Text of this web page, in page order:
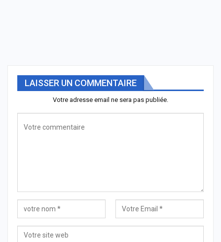
LAISSER UN COMMENTAIRE
Votre adresse email ne sera pas publiée.